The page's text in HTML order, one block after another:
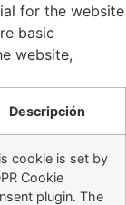
for the website
basic
website,
Descripción
cookie is set by
Cookie
plugin. The